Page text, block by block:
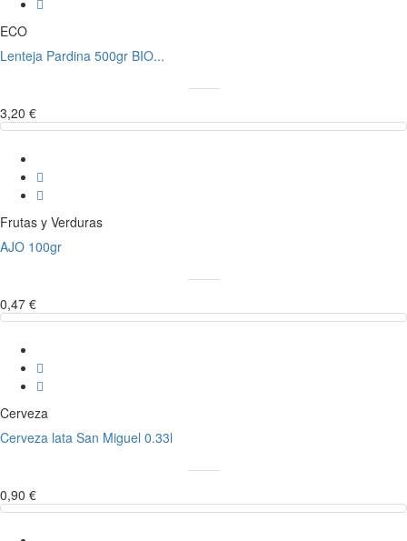
ECO
Lenteja Pardina 500gr BIO...
3,20 €
Frutas y Verduras
AJO 100gr
0,47 €
Cerveza
Cerveza lata San Miguel 0.33l
0,90 €